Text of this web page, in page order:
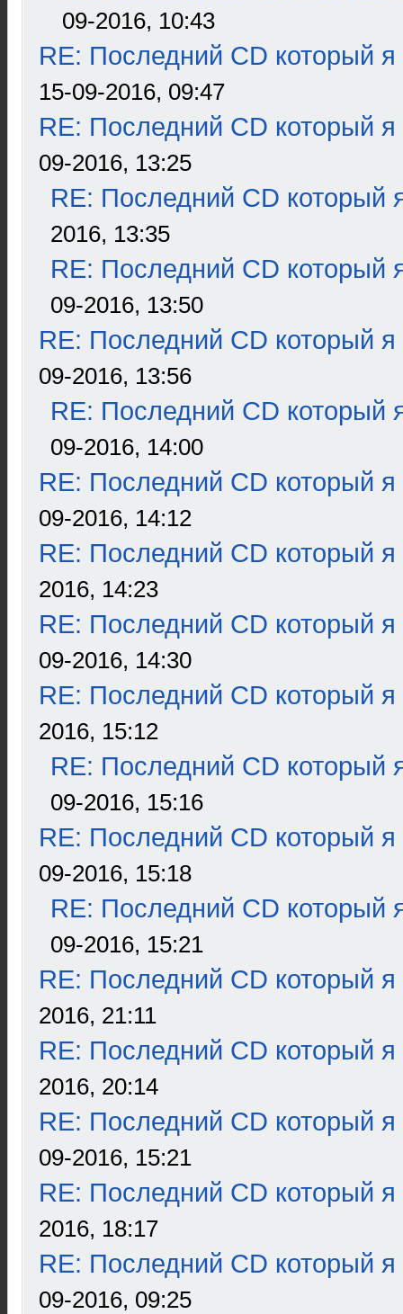
09-2016, 10:43
RE: Последний CD который я
15-09-2016, 09:47
RE: Последний CD который я
09-2016, 13:25
RE: Последний CD который
2016, 13:35
RE: Последний CD который
09-2016, 13:50
RE: Последний CD который я
09-2016, 13:56
RE: Последний CD который
09-2016, 14:00
RE: Последний CD который я
09-2016, 14:12
RE: Последний CD который я
2016, 14:23
RE: Последний CD который я
09-2016, 14:30
RE: Последний CD который я
2016, 15:12
RE: Последний CD который
09-2016, 15:16
RE: Последний CD который я
09-2016, 15:18
RE: Последний CD который
09-2016, 15:21
RE: Последний CD который я
2016, 21:11
RE: Последний CD который я
2016, 20:14
RE: Последний CD который я
09-2016, 15:21
RE: Последний CD который я
2016, 18:17
RE: Последний CD который я
09-2016, 09:25